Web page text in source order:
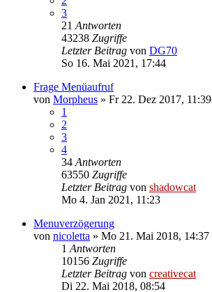
3
21 Antworten
43238 Zugriffe
Letzter Beitrag von DG70
So 16. Mai 2021, 17:44
Frage Menüaufruf
von Morpheus » Fr 22. Dez 2017, 11:39
1
2
3
4
34 Antworten
63550 Zugriffe
Letzter Beitrag von shadowcat
Mo 4. Jan 2021, 11:23
Menuverzögerung
von nicoletta » Mo 21. Mai 2018, 14:37
1 Antworten
10156 Zugriffe
Letzter Beitrag von creativecat
Di 22. Mai 2018, 08:54